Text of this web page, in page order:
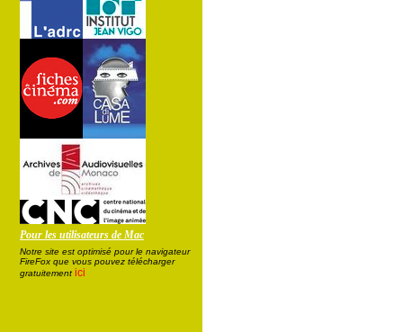
Pour les utilisateurs de Mac
Notre site est optimisé pour le navigateur
FireFox que vous pouvez télécharger
gratuitement ici